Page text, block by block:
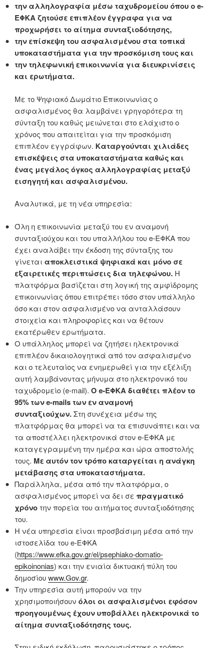
την αλληλογραφία μέσω ταχυδρομείου όπου ο e-
ΕΦΚΑ ζητούσε επιπλέον έγγραφα για να
προχωρήσει το αίτημα συνταξιοδότησης,
την επίσκεψη του ασφαλισμένου στα τοπικά
υποκαταστήματα για την προσκόμιση τους και
την τηλεφωνική επικοινωνία για διευκρινίσεις
και ερωτήματα.
Με το Ψηφιακό Δωμάτιο Επικοινωνίας ο
ασφαλισμένος θα λαμβάνει γρηγορότερα τη
σύνταξη του καθώς μειώνεται στο ελάχιστο ο
χρόνος που απαιτείται για την προσκόμιση
επιπλέον εγγράφων. Καταργούνται χιλιάδες
επισκέψεις στα υποκαταστήματα καθώς και
ένας μεγάλος όγκος αλληλογραφίας μεταξύ
εισηγητή και ασφαλισμένου.
Αναλυτικά, με τη νέα υπηρεσία:
Όλη η επικοινωνία μεταξύ του εν αναμονή
συνταξιούχου και του υπαλλήλου του e-ΕΦΚΑ που
έχει αναλάβει την έκδοση της σύνταξης του
γίνεται αποκλειστικά ψηφιακά και μόνο σε
εξαιρετικές περιπτώσεις δια τηλεφώνου. Η
πλατφόρμα βασίζεται στη λογική της αμφίδρομης
επικοινωνίας όπου επιτρέπει τόσο στον υπάλληλο
όσο και στον ασφαλισμένο να ανταλλάσουν
στοιχεία και πληροφορίες και να θέτουν
εκατέρωθεν ερωτήματα.
Ο υπάλληλος μπορεί να ζητήσει ηλεκτρονικά
επιπλέον δικαιολογητικά από τον ασφαλισμένο
και ο τελευταίος να ενημερωθεί για την εξέλιξη
αυτή λαμβάνοντας μήνυμα στο ηλεκτρονικό του
ταχυδρομείο (e-mail). Ο e-ΕΦΚΑ διαθέτει πλέον το
95% των e-mails των εν αναμονή
συνταξιούχων.Στη συνέχεια μέσω της
πλατφόρμας θα μπορεί να τα επισυνάπτει και να
τα αποστέλλει ηλεκτρονικά στον e-ΕΦΚΑ με
καταγεγραμμένη την ημέρα και ώρα αποστολής
τους. Με αυτόν τον τρόπο καταργείται η ανάγκη
μετάβασης στα υποκαταστήματα.
Παράλληλα, μέσα από την πλατφόρμα, ο
ασφαλισμένος μπορεί να δει σε πραγματικό
χρόνο την πορεία του αιτήματος συνταξιοδότησης
του.
Η νέα υπηρεσία είναι προσβάσιμη μέσα από την
ιστοσελίδα του e-ΕΦΚΑ
(https://www.efka.gov.gr/el/psephiako-domatio-
epikoinonias) και την ενιαία δικτυακή πύλη του
δημοσίουwww.Gov.gr.
Την υπηρεσία αυτή μπορούν να την
χρησιμοποιήσουν όλοι οι ασφαλισμένοι εφόσον
προηγουμένως έχουν υποβάλλει ηλεκτρονικά το
αίτημα συνταξιοδότησης τους.